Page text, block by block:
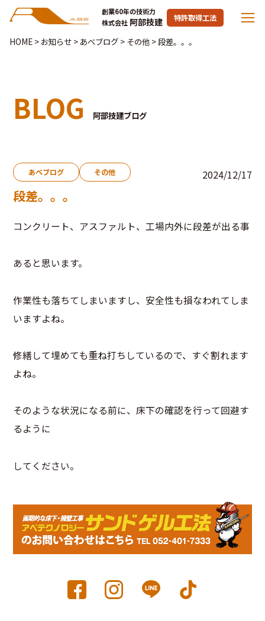
創業60年の技術力
株式会社 阿部技建 特許取得工法
HOME> お知らせ> あべブログ> その他>段差。。。
BLOG 阿部技建ブログ
あべブログ その他 2024/12/17
段差。。。
コンクリート、アスファルト、工場内外に段差が出る事
あると思います。
作業性も落ちてしまいますし、安全性も損なわれてしま
いますよね。
修繕して埋めても重ね打ちしているので、すぐ割れます
よね。
そのような状況になる前に、床下の確認を行って回避す
るように
してください。